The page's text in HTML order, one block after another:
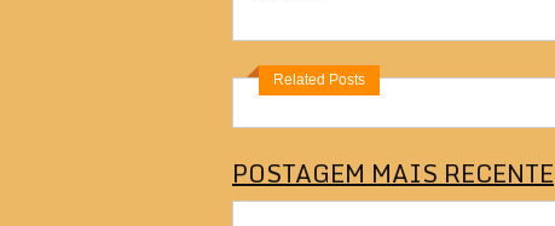
Related Posts
POSTAGEM MAIS RECENTE